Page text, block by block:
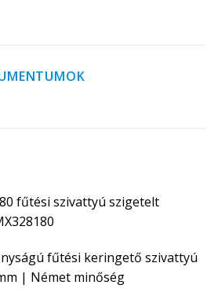
fűtési szivattyú szigetelt
fűtési keringető szivattyú
| Német minőség